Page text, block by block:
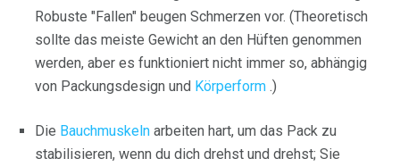
Robuste "Fallen" beugen Schmerzen vor. (Theoretisch
sollte das meiste Gewicht an den Hüften genommen
werden, aber es funktioniert nicht immer so, abhängig
von Packungsdesign und Körperform .)
Die Bauchmuskeln arbeiten hart, um das Pack zu
stabilisieren, wenn du dich drehst und drehst; Sie